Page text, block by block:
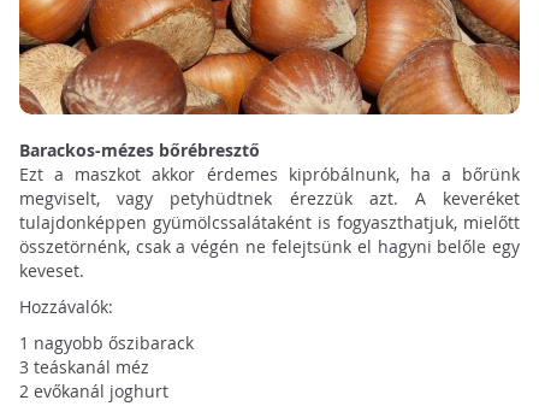
Barackos-mézes bőrébresztő
Ezt a maszkot akkor érdemes kipróbálnunk, ha a bőrünk
megviselt, vagy petyhüdtnek érezzük azt. A keveréket
tulajdonképpen gyümölcssalátaként is fogyaszthatjuk, mielőtt
összetörnénk, csak a végén ne felejtsünk el hagyni belőle egy
keveset.
Hozzávalók:
1 nagyobb őszibarack
3 teáskanál méz
2 evőkanál joghurt